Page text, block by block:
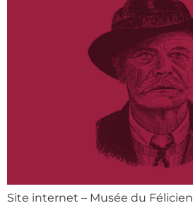
Site internet – Musée du Félicien